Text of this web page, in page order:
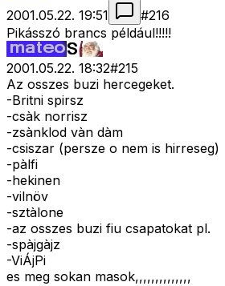
2001.05.22. 19:51
#216
Pikásszó brancs például!!!!!
2001.05.22. 18:32#215
Az osszes buzi hercegeket.
-Britni spirsz
-csàk norrisz
-zsànklod vàn dàm
-csiszar (persze o nem is hirreseg)
-pàlfi
-hekinen
-vilnöv
-sztàlone
-az osszes buzi fiu csapatokat pl.
-spàjgàjz
-ViÁjPi
es meg sokan masok,,,,,,,,,,,,,,